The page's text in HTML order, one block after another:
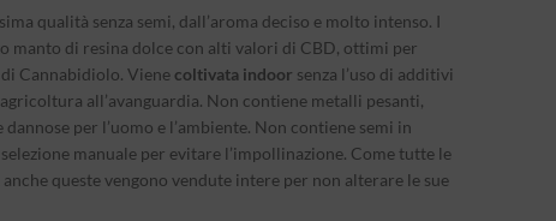
qualità senza semi, dall’aroma deciso e molto intenso. I
manto di resina dolce con alti valori di CBD, ottimi per
Cannabidiolo. Viene coltivata indoor senza l’uso di additivi
all’avanguardia. Non contiene metalli pesanti,
per l’uomo e l’ambiente. Non contiene semi in
manuale per evitare l’impollinazione. Come tutte le
queste vengono vendute intere per non alterare le sue